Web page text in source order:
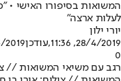
המשואות בסיפורו האישי
לעלות ארצה"
יורי ילון
28/4/2019, 11:36
,עודכן09:39
0
רגב עם משיאי המשואות //